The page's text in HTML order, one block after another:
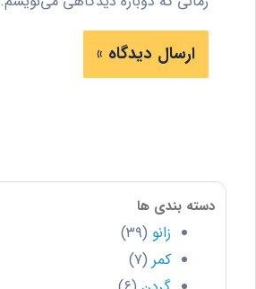
دسته بندی ها
زانو (۳۹)
کمر (۷)